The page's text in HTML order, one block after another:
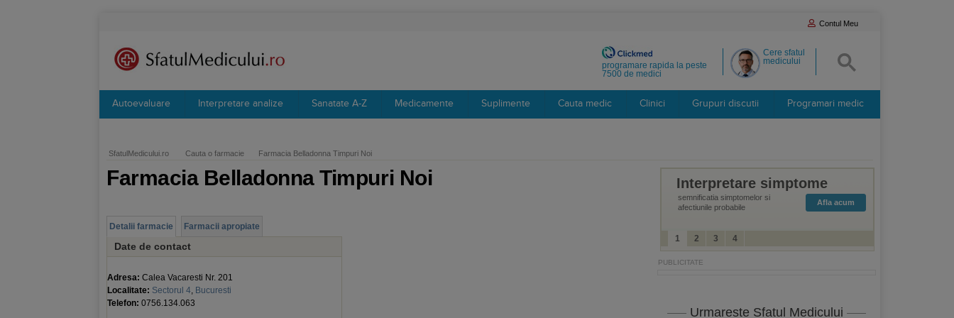
Contul Meu
Cere sfatul
medicului
programare rapida la peste
7500 de medici
Autoevaluare Interpretare analize Sanatate A-Z Medicamente Suplimente Cauta medic Clinici Grupuri discutii Programari medic
SfatulMedicului.ro Cauta o farmacie Farmacia Belladonna Timpuri Noi
Farmacia Belladonna Timpuri Noi
Detalii farmacie Farmacii apropiate
Date de contact
Adresa: Calea Vacaresti Nr. 201
Localitate: Sectorul 4, Bucuresti
Telefon: 0756.134.063
Interpretare simptome
semnificatia simptomelor si
afectiunile probabile
Afla acum
1 2 3 4
Urmareste Sfatul Medicului